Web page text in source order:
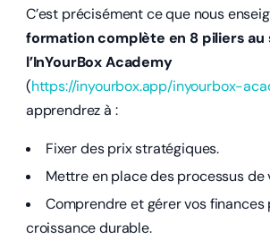
C’est précisément ce que nous
formation complète en 8 piliers au
l’InYourBox Academy
(https://inyourbox.app/inyourbox-
apprendrez à :
Fixer des prix stratégiques.
Mettre en place des processus de
Comprendre et gérer vos finances
croissance durable.